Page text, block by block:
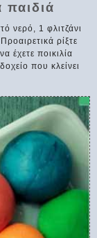
παιδιά
νερό, 1 φλιτζάνι
ρίξτε
έχετε ποικιλία
που κλείνει